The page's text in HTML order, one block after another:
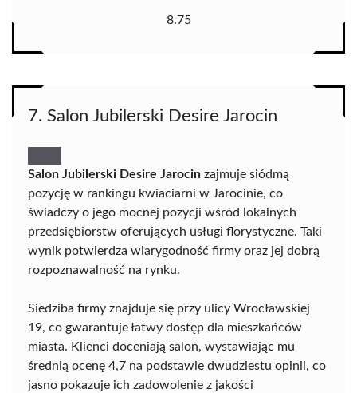
8.75
7. Salon Jubilerski Desire Jarocin
Salon Jubilerski Desire Jarocin zajmuje siódmą
pozycję w rankingu kwiaciarni w Jarocinie, co
świadczy o jego mocnej pozycji wśród lokalnych
przedsiębiorstw oferujących usługi florystyczne. Taki
wynik potwierdza wiarygodność firmy oraz jej dobrą
rozpoznawalność na rynku.
Siedziba firmy znajduje się przy ulicy Wrocławskiej
19, co gwarantuje łatwy dostęp dla mieszkańców
miasta. Klienci doceniają salon, wystawiając mu
średnią ocenę 4,7 na podstawie dwudziestu opinii, co
jasno pokazuje ich zadowolenie z jakości